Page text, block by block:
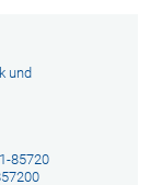
und
85720